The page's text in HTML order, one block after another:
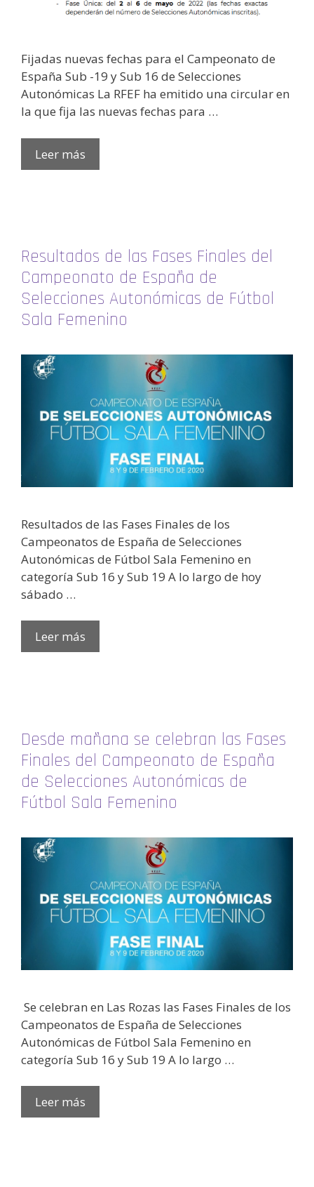
Fijadas nuevas fechas para el Campeonato de
España Sub -19 y Sub 16 de Selecciones
Autonómicas La RFEF ha emitido una circular en
la que fija las nuevas fechas para …
Leer más
Resultados de las Fases Finales del
Campeonato de España de
Selecciones Autonómicas de Fútbol
Sala Femenino
Resultados de las Fases Finales de los
Campeonatos de España de Selecciones
Autonómicas de Fútbol Sala Femenino en
categoría Sub 16 y Sub 19 A lo largo de hoy
sábado …
Leer más
Desde mañana se celebran las Fases
Finales del Campeonato de España
de Selecciones Autonómicas de
Fútbol Sala Femenino
Se celebran en Las Rozas las Fases Finales de los
Campeonatos de España de Selecciones
Autonómicas de Fútbol Sala Femenino en
categoría Sub 16 y Sub 19 A lo largo …
Leer más